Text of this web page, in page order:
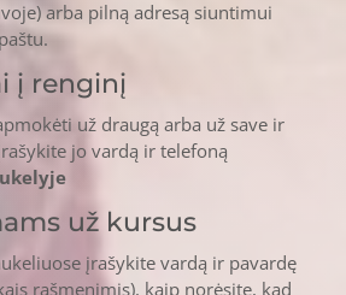
arba pilną adresą siuntimui
į renginį
už draugą arba už save ir
jo vardą ir telefoną
už kursus
įrašykite vardą ir pavardę
rašmenimis), kaip norėsite, kad